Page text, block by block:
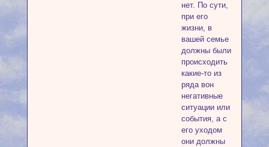
нет. По сути,
при его
жизни, в
вашей семье
должны были
происходить
какие-то из
ряда вон
негативные
ситуации или
события, а с
его уходом
они должны